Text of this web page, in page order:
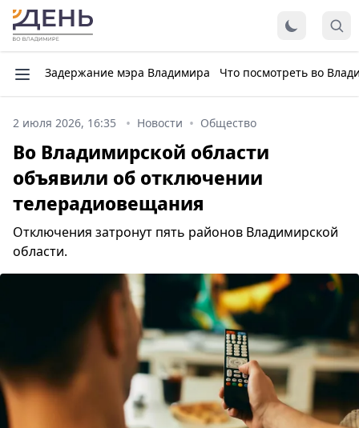
Задержание мэра Владимира Что посмотреть во
2 июля 2026, 16:35 Новости Общество
Во Владимирской области
объявили об отключении
телерадиовещания
Отключения затронут пять районов Владимирской
области.